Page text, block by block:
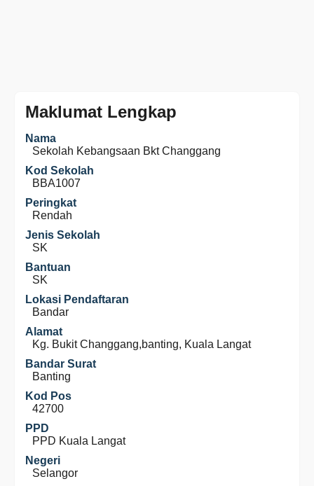
Maklumat Lengkap
Nama
Sekolah Kebangsaan Bkt Changgang
Kod Sekolah
BBA1007
Peringkat
Rendah
Jenis Sekolah
SK
Bantuan
SK
Lokasi Pendaftaran
Bandar
Alamat
Kg. Bukit Changgang,banting, Kuala Langat
Bandar Surat
Banting
Kod Pos
42700
PPD
PPD Kuala Langat
Negeri
Selangor